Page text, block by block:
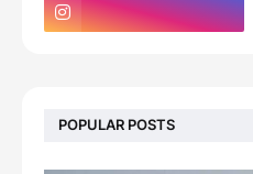
POPULAR POSTS